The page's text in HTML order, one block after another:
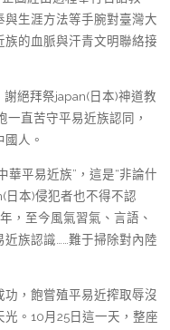
生涯方法等手腕對臺灣大
的血脈與汗青文明聯絡接
絕拜祭japan(日本)神道教
一直苦守平易近族認同，
人。
華平易近族”，這是“非論什
日本)侵犯者也不得不認
，至今風氣習氣、言語、
族認識……難于掃除對內陸
，飽嘗殖平易近搾取辱沒
。10月25日這一天，整座